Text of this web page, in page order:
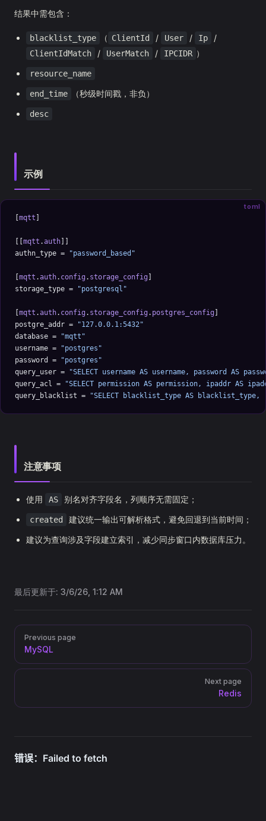
结果中需包含：
blacklist_type （ ClientId / User / Ip /
ClientIdMatch / UserMatch / IPCIDR ）
resource_name
end_time （秒级时间戳，非负）
desc
示例
toml
mqtt
mqtt .auth
authn_type =
"password_based"
mqtt .auth. config. storage_config
storage_type =
"postgresql"
mqtt .auth. config. storage_config. postgres_config
postgre_addr =
"127.0.0.1:5432"
database =
"mqtt"
username =
"postgres"
password =
"postgres"
query_user =
"SELECT username AS username, password AS
query_acl =
"SELECT permission AS permission, ipaddr AS
query_blacklist =
"SELECT blacklist_type AS blacklist_type,
注意事项
使用 AS 别名对齐字段名，列顺序无需固定；
created
建议统一输出可解析格式，避免回退到当前时间；
建议为查询涉及字段建立索引，减少同步窗口内数据库压力。
最后更新于: 3/6/26, 1:12 AM
PagerPrevious page
MySQL
Next page
Redis